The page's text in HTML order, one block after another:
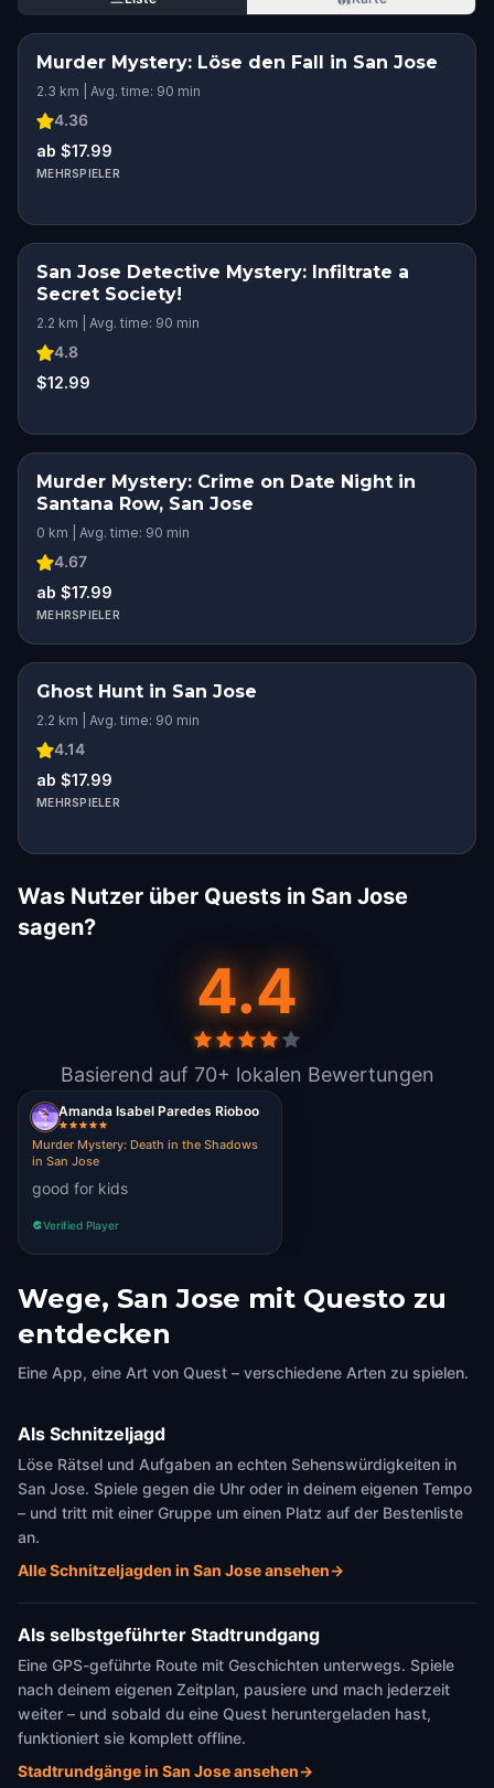
Murder Mystery: Löse den Fall in San Jose
2.3 km | Avg. time: 90 min
4.36
ab $17.99
MEHRSPIELER
San Jose Detective Mystery: Infiltrate a
Secret Society!
2.2 km | Avg. time: 90 min
4.8
$12.99
Murder Mystery: Crime on Date Night in
Santana Row, San Jose
0 km | Avg. time: 90 min
4.67
ab $17.99
MEHRSPIELER
Ghost Hunt in San Jose
2.2 km | Avg. time: 90 min
4.14
ab $17.99
MEHRSPIELER
Was Nutzer über Quests in San Jose
sagen?
4.4
Basierend auf 70+ lokalen Bewertungen
Amanda Isabel Paredes Rioboo
Murder Mystery: Death in the Shadows
in San Jose
good for kids
Verified Player
Wege, San Jose mit Questo zu
entdecken
Eine App, eine Art von Quest – verschiedene Arten zu spielen.
Als Schnitzeljagd
Löse Rätsel und Aufgaben an echten Sehenswürdigkeiten in
San Jose. Spiele gegen die Uhr oder in deinem eigenen Tempo
– und tritt mit einer Gruppe um einen Platz auf der Bestenliste
an.
Alle Schnitzeljagden in San Jose ansehen→
Als selbstgeführter Stadtrundgang
Eine GPS-geführte Route mit Geschichten unterwegs. Spiele
nach deinem eigenen Zeitplan, pausiere und mach jederzeit
weiter – und sobald du eine Quest heruntergeladen hast,
funktioniert sie komplett offline.
Stadtrundgänge in San Jose ansehen→